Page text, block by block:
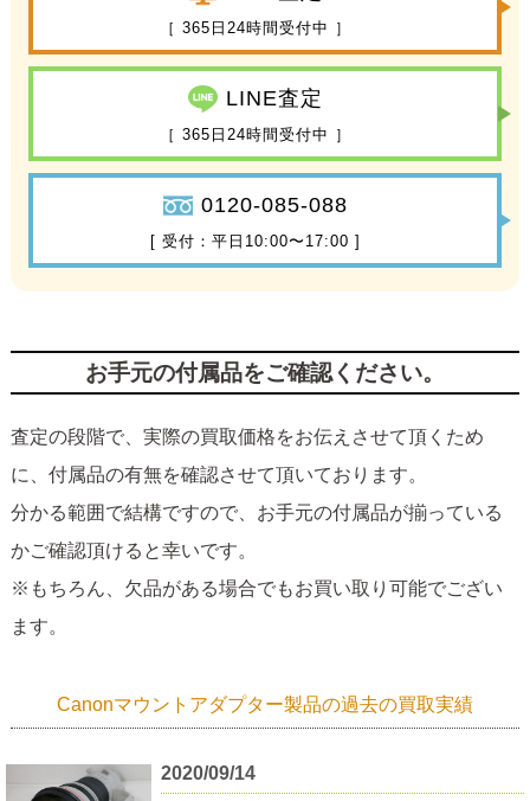
［ 365日24時間受付中 ］
LINE査定
［ 365日24時間受付中 ］
0120-085-088
[ 受付：平日10:00〜17:00 ]
お手元の付属品をご確認ください。
査定の段階で、実際の買取価格をお伝えさせて頂くため
に、付属品の有無を確認させて頂いております。
分かる範囲で結構ですので、お手元の付属品が揃っている
かご確認頂けると幸いです。
※もちろん、欠品がある場合でもお買い取り可能でござい
ます。
Canonマウントアダプター製品の過去の買取実績
2020/09/14